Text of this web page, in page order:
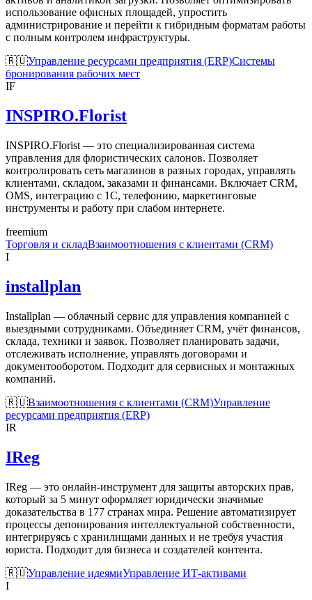
использование офисных площадей, упростить
администрирование и перейти к гибридным форматам работы
с полным контролем инфраструктуры.
🇷🇺Управление ресурсами предприятия (ERP)Системы
бронирования рабочих мест
IF
INSPIRO.Florist
INSPIRO.Florist — это специализированная система
управления для флористических салонов. Позволяет
контролировать сеть магазинов в разных городах, управлять
клиентами, складом, заказами и финансами. Включает CRM,
OMS, интеграцию с 1С, телефонию, маркетинговые
инструменты и работу при слабом интернете.
freemium
Торговля и складВзаимоотношения с клиентами (CRM)
I
installplan
Installplan — облачный сервис для управления компанией с
выездными сотрудниками. Объединяет CRM, учёт финансов,
склада, техники и заявок. Позволяет планировать задачи,
отслеживать исполнение, управлять договорами и
документооборотом. Подходит для сервисных и монтажных
компаний.
🇷🇺Взаимоотношения с клиентами (CRM)Управление
ресурсами предприятия (ERP)
IR
IReg
IReg — это онлайн-инструмент для защиты авторских прав,
который за 5 минут оформляет юридически значимые
доказательства в 177 странах мира. Решение автоматизирует
процессы депонирования интеллектуальной собственности,
интегрируясь с хранилищами данных и не требуя участия
юриста. Подходит для бизнеса и создателей контента.
🇷🇺Управление идеямиУправление ИТ-активами
I